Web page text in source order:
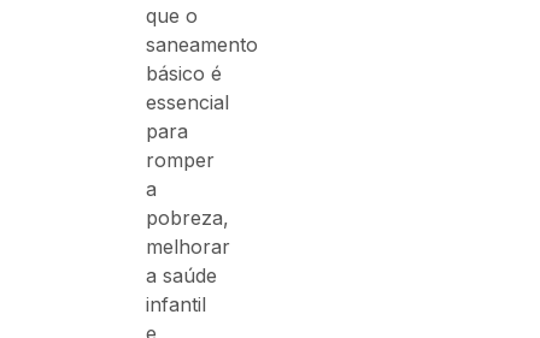
que o
saneamento
básico é
essencial
para
romper
a
pobreza,
melhorar
a saúde
infantil
e